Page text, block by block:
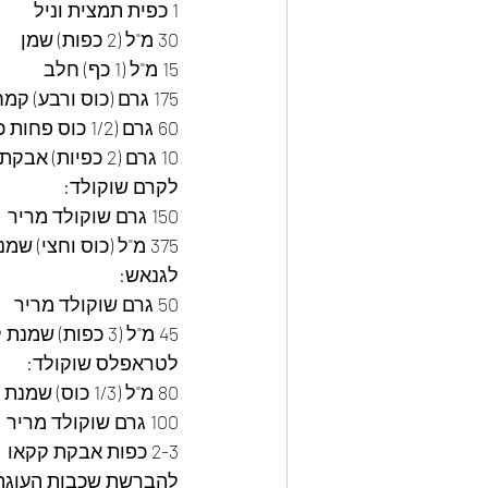
1 כפית תמצית וניל
30 מ"ל (2 כפות) שמן
15 מ"ל (1 כף) חלב
175 גרם (כוס ורבע) קמח
60 גרם (1/2 כוס פחות כף) אבקת קקאו
10 גרם (2 כפיות) אבקת אפייה
לקרם שוקולד:
150 גרם שוקולד מריר
375 מ"ל (כוס וחצי) שמנת להקצפה, קרה מאוד
לגנאש:
50 גרם שוקולד מריר
45 מ"ל (3 כפות) שמנת להקצפה
לטראפלס שוקולד:
80 מ"ל (1/3 כוס) שמנת להקצפה
100 גרם שוקולד מריר
2-3 כפות אבקת קקאו
להברשת שכבות